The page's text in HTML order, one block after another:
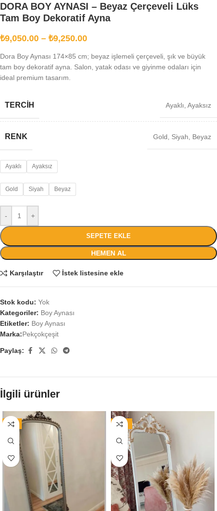
DORA BOY AYNASI – Beyaz Çerçeveli Lüks
Tam Boy Dekoratif Ayna
₺9,050.00 – ₺9,250.00
Dora Boy Aynası 174×85 cm; beyaz işlemeli çerçeveli, şık ve büyük
tam boy dekoratif ayna. Salon, yatak odası ve giyinme odaları için
ideal premium tasarım.
TERCİH Ayaklı Ayaksız
RENK Gold Siyah Beyaz
Ayaklı Ayaksız
Gold Siyah Beyaz
- +
SEPETE EKLE
HEMEN AL
Karşılaştır İstek listesine ekle
Stok kodu: Yok
Kategoriler: Boy Aynası
Etiketler: Boy Aynası
Marka:Pekçokçeşit
Paylaş:
İlgili ürünler
-9% -16%